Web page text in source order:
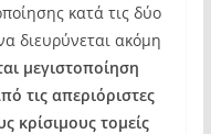
κατά τις δύο
διευρύνεται ακόμη
μεγιστοποίηση
τις απεριόριστες
κρίσιμους τομείς